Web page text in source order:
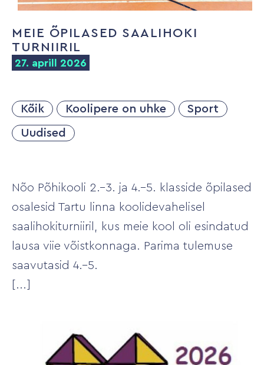
MEIE ÕPILASED SAALIHOKI
TURNIIRIL
27. aprill 2026
Kõik Koolipere on uhke Sport
Uudised
Nõo Põhikooli 2.–3. ja 4.–5. klasside õpilased
osalesid Tartu linna koolidevahelisel
saalihokiturniiril, kus meie kool oli esindatud
lausa viie võistkonnaga. Parima tulemuse
saavutasid 4.–5.